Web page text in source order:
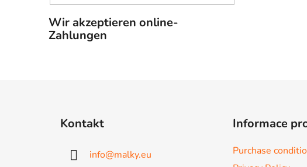
Wir akzeptieren online-
Zahlungen
Kontakt
info@malky.eu
Informace
Purchase